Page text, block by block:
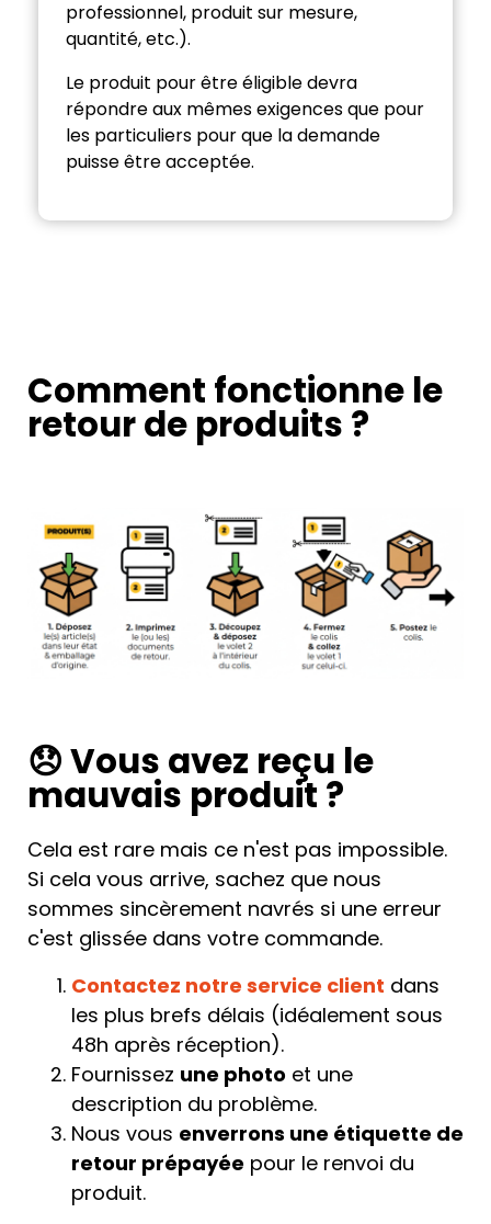
professionnel, produit sur mesure,
quantité, etc.).
Le produit pour être éligible devra
répondre aux mêmes exigences que pour
les particuliers pour que la demande
puisse être acceptée.
Comment fonctionne le
retour de produits ?
😞 Vous avez reçu le
mauvais produit ?
Cela est rare mais ce n'est pas impossible.
Si cela vous arrive, sachez que nous
sommes sincèrement navrés si une erreur
c'est glissée dans votre commande.
Contactez notre service client dans
les plus brefs délais (idéalement sous
48h après réception).
Fournissez une photo et une
description du problème.
Nous vous enverrons une étiquette de
retour prépayée pour le renvoi du
produit.